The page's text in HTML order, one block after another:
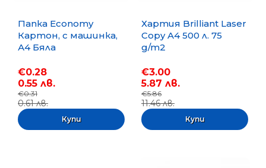
Папка Economy
Картон, с машинка,
А4 Бяла
€0.28
0.55 лв.
€0.31
0.61 лв.
Хартия Brilliant Laser
Copy A4 500 л. 75
g/m2
€3.00
5.87 лв.
€5.86
11.46 лв.